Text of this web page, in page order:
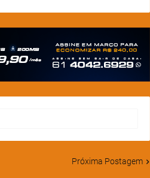
Próxima Postagem